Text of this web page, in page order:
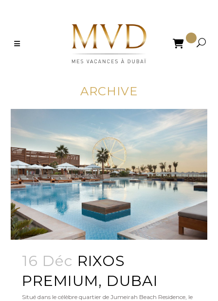

ARCHIVE
16 Déc RIXOS
PREMIUM, DUBAI
Situé dans le célèbre quartier de Jumeirah Beach Residence, le